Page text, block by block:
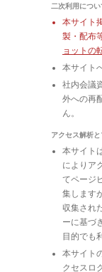
二次利用につい
本サイト
製・配布
ョットの
本サイト
社内会議
外への再
ん。
アクセス解析
本サイト
によりア
てページ
集します
収集され
ーに基づ
目的でも
本サイト
クセスロ